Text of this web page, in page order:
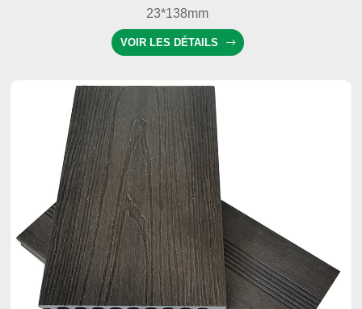
23*138mm
VOIR LES DÉTAILS